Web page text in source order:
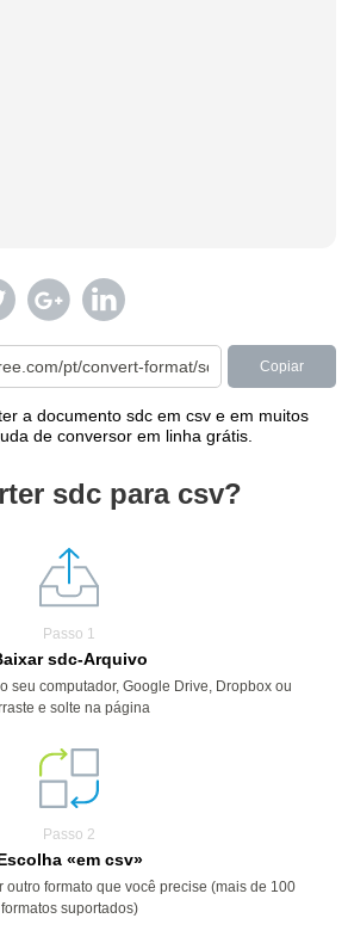
Copiar
a documento sdc em csv e em muitos
de conversor em linha grátis.
sdc para csv?
Passo 1
sdc-Arquivo
seu computador, Google Drive, Dropbox ou
e solte na página
Passo 2
«em csv»
outro formato que você precise (mais de 100
formatos suportados)